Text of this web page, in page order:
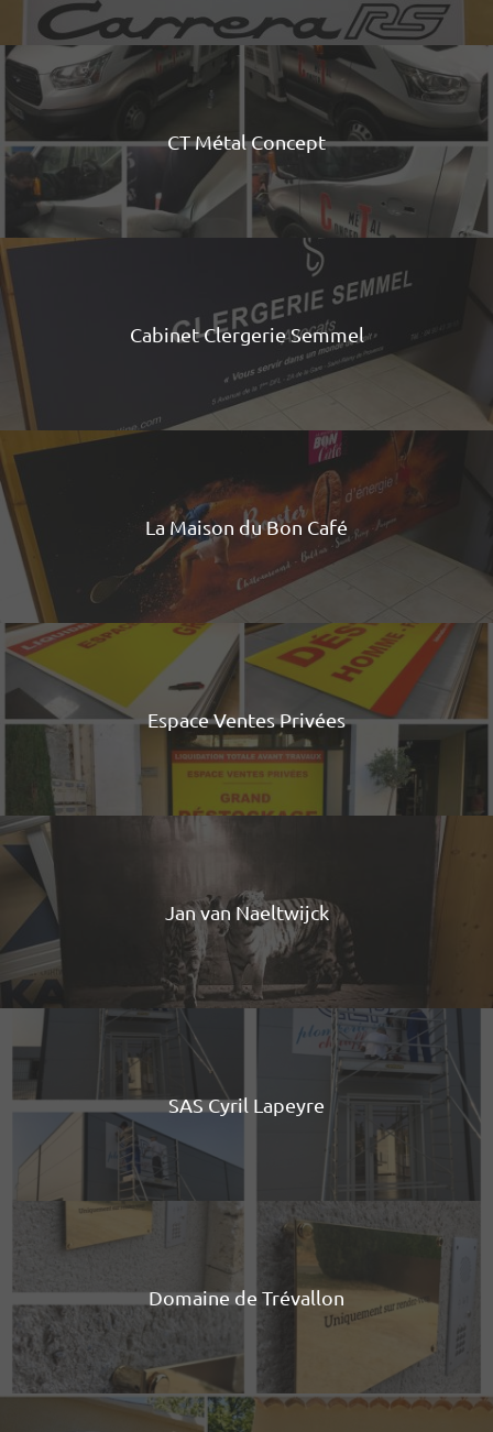
CT Métal Concept
Cabinet Clergerie Semmel
La Maison du Bon Café
Espace Ventes Privées
Jan van Naeltwijck
SAS Cyril Lapeyre
Domaine de Trévallon